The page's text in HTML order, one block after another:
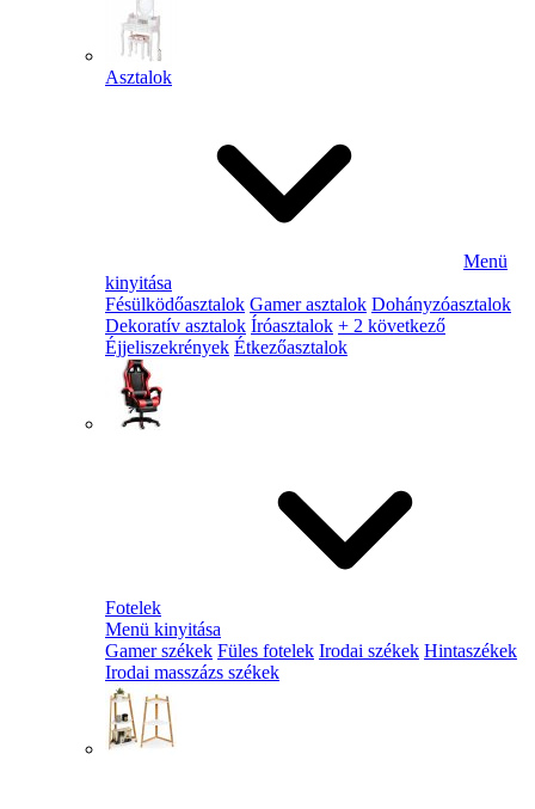
Asztalok
Menü
kinyitása
Fésülködőasztalok Gamer asztalok Dohányzóasztalok
Dekoratív asztalok Íróasztalok + 2 következő
Éjjeliszekrények Étkezőasztalok
Fotelek
Menü kinyitása
Gamer székek Füles fotelek Irodai székek Hintaszékek
Irodai masszázs székek